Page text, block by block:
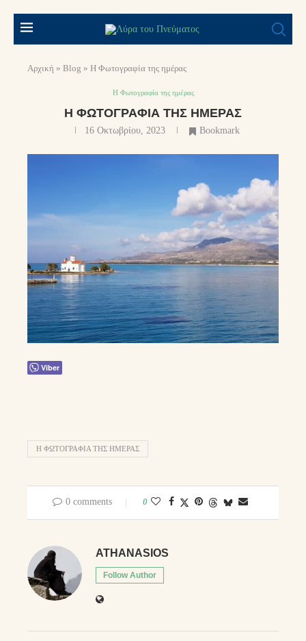
Αρχική » Blog » Η Φωτογραφία της ημέρας
Η Φωτογραφία της ημέρας
Η ΦΩΤΟΓΡΑΦΊΑ ΤΗΣ ΗΜΈΡΑΣ
16 Οκτωβρίου, 2023 Bookmark
Viber
Η ΦΩΤΟΓΡΑΦΊΑ ΤΗΣ ΗΜΈΡΑΣ
0 comments 0
ATHANASIOS
Follow Author